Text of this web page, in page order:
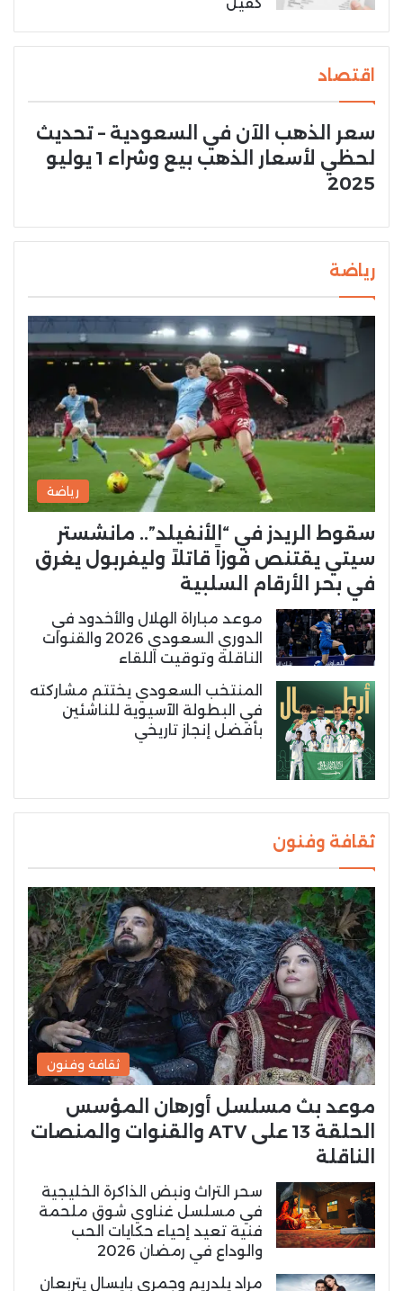
اقتصاد
سعر الذهب الآن في السعودية – تحديث
لحظي لأسعار الذهب بيع وشراء 1 يوليو
2025
رياضة
رياضة
سقوط الريدز في “الأنفيلد”.. مانشستر
سيتي يقتنص فوزاً قاتلاً وليفربول يغرق
في بحر الأرقام السلبية
موعد مباراة الهلال والأخدود في
الدوري السعودي 2026 والقنوات
الناقلة وتوقيت اللقاء
المنتخب السعودي يختتم مشاركته
في البطولة الآسيوية للناشئين
بأفضل إنجاز تاريخي
ثقافة وفنون
ثقافة وفنون
موعد بث مسلسل أورهان المؤسس
الحلقة 13 على ATV والقنوات والمنصات
الناقلة
سحر التراث ونبض الذاكرة الخليجية
في مسلسل غناوي شوق ملحمة
فنية تعيد إحياء حكايات الحب
والوداع في رمضان 2026
مراد يلدريم وجمري بايسال يتربعان